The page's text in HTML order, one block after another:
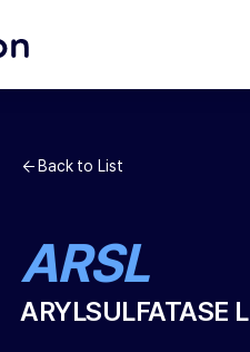
Back to List
ARSL
ARYLSULFATASE L